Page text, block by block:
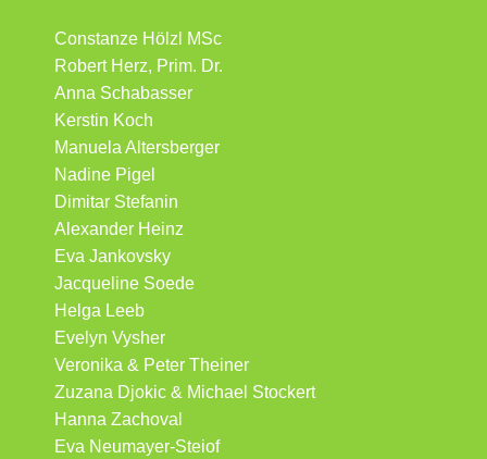
Constanze Hölzl MSc
Robert Herz, Prim. Dr.
Anna Schabasser
Kerstin Koch
Manuela Altersberger
Nadine Pigel
Dimitar Stefanin
Alexander Heinz
Eva Jankovsky
Jacqueline Soede
Helga Leeb
Evelyn Vysher
Veronika & Peter Theiner
Zuzana Djokic & Michael Stockert
Hanna Zachoval
Eva Neumayer-Steiof